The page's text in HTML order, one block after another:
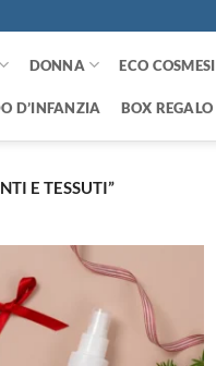
DONNA ECO COSMESI
D’INFANZIA BOX REGALO
E TESSUTI”
Aggiungi
alla lista
dei
desideri